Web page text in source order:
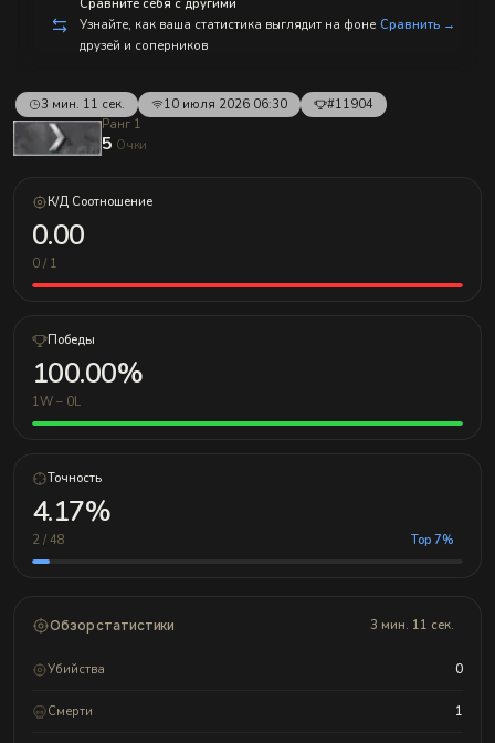
Сравните себя с другими
Узнайте, как ваша статистика выглядит на фоне
друзей и соперников
Сравнить →
3 мин. 11 сек. 10 июля 2026 06:30
#11904
Ранг 1
5 Очки
К/Д Соотношение
0.00
0 / 1
Победы
100.00%
1W – 0L
Точность
4.17%
2 / 48 Top 7%
Обзор статистики 3 мин. 11 сек.
Убийства 0
Смерти 1
л
е
н
е